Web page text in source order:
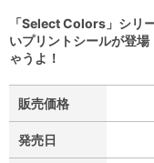
「Select Colors」シリ
いプリントシールが登
ゃうよ！
販売価格
発売日